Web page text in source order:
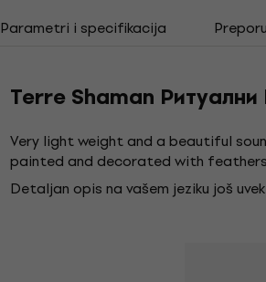
Parametri i specifikacija
Terre Shaman
Very light weight and a beautiful
painted and decorated with
Detaljan opis na vašem jeziku još